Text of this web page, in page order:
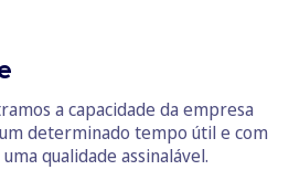
a capacidade da empresa
determinado tempo útil e com
qualidade assinalável.